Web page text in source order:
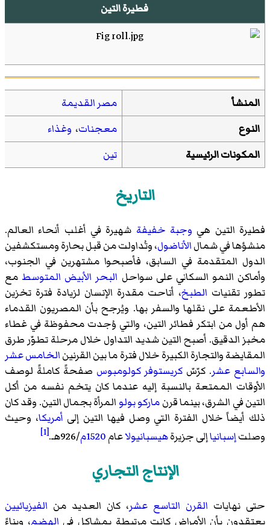
فطيرة التين
المنشأ
مصر القديمة
النوع
معجنات، وغذاء
المكونات الرئيسية
تين
التاريخ
فطيرة التين هي وجبة خفيفة شهيرة في أغلب أنحاء العالم.
منشؤها في شمالالأناضول، وتُداولت من قبل بحارة ومستكشفين
الدول المتقدمة في السابق، فأصبحوا مشتهرين في الجنوب،
وأماكن النمو السكاني على سواحل البحر الأبيض المتوسط مع
تطور تقنيات الطبخ، أتاحت مقدرة الإنسان لزيادة فترة تخزين
الأطعمة على نقلها والسفر بها. ويُرجح بأن المصريون القدماء
هم أول من ابتكر فطائر التين، والتي وُجدت محفوظة في غطاء
مخبز الدقيق. أصبح التين شديد التداول خلال مرحلة تطوّر طرق
المقايضة والتجارة الكبيرة خلال فترة ما بين القرنينالخامس عشر
والسابع عشر. كرّسّ كريستوفر كولومبوس صفحةً كاملةً لوصف
الأوقات الممتعة بالنسبة إليه عندما كان يتخم نفسه من أكل
التين في الشرق، بينما قرنماركو بولو المرأة بجمال التين. وقد كان
ذلك أيضاً خلال الفترة التي وصل فيها التين إلى أمريكا، وحيث
وصلتإسبانياإلى جزيرةهيسبانيولاعام1520م /926هـ. [1]
الإنتاج التجاري
حتى نهايات القرن التاسع عشر، كان العديد من الفيزيائيين
يعتقدون بأن الأمراض كانت مرتبطة بمشاكل في الهضم، وبناءً